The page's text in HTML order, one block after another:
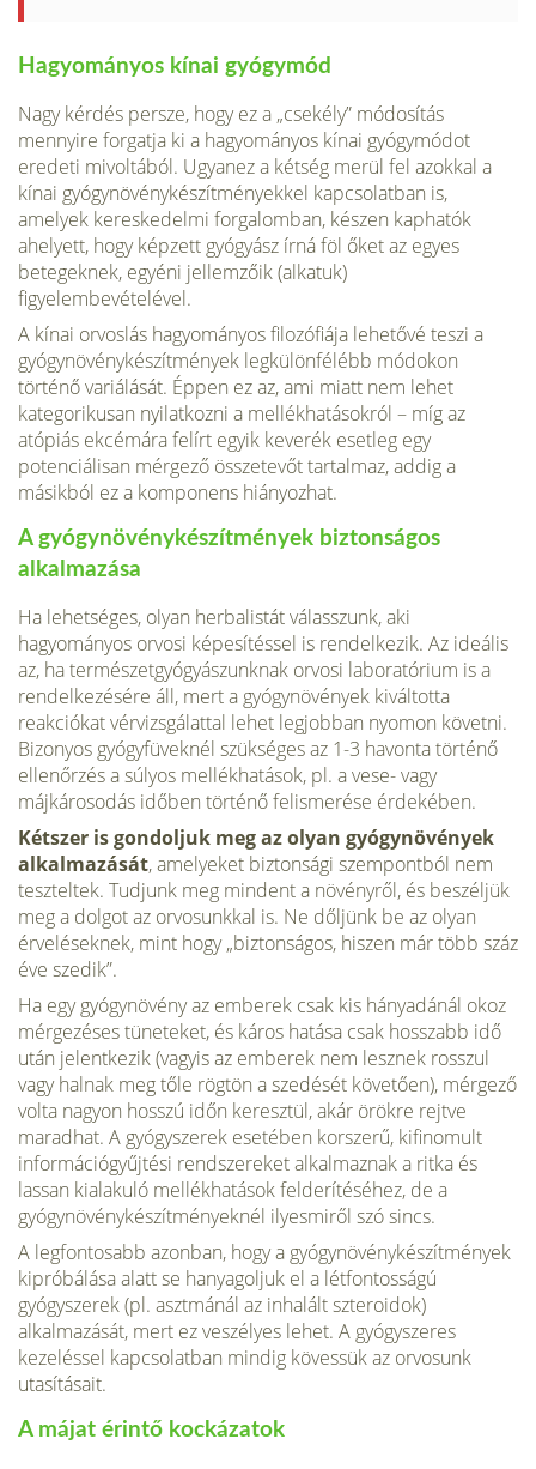
Hagyományos kínai gyógymód
Nagy kérdés persze, hogy ez a „csekély” módosítás
mennyire forgatja ki a hagyományos kínai gyógymódot
eredeti mivoltából. Ugyanez a kétség merül fel azokkal a
kínai gyógynövénykészítményekkel kapcsolatban is,
amelyek kereskedelmi forgalomban, készen kaphatók
ahelyett, hogy képzett gyógyász írná föl őket az egyes
betegeknek, egyéni jellemzőik (alkatuk)
figyelembevételével.
A kínai orvoslás hagyományos filozófiája lehetővé teszi a
gyógynövénykészítmények legkülönfélébb módokon
történő variálását. Éppen ez az, ami miatt nem lehet
kategorikusan nyilatkozni a mellékhatásokról – míg az
atópiás ekcémára felírt egyik keverék esetleg egy
potenciálisan mérgező összetevőt tartalmaz, addig a
másikból ez a komponens hiányozhat.
A gyógynövénykészítmények biztonságos
alkalmazása
Ha lehetséges, olyan herbalistát válasszunk, aki
hagyományos orvosi képesítéssel is rendelkezik. Az ideális
az, ha természet­gyógyászunknak orvosi laboratórium is a
rendelkezésére áll, mert a gyógynövények kiváltotta
reakciókat vérvizsgálattal le­het legjobban nyomon követni.
Bizonyos gyógyfüveknél szük­séges az 1-3 havonta történő
ellenőrzés a súlyos mellékhatá­sok, pl. a vese- vagy
májkárosodás időben történő felismerése érdekében.
Kétszer is gondoljuk meg az olyan gyógynövények
alkalma­zását, amelyeket biztonsági szempontból nem
teszteltek. Tud­junk meg mindent a növényről, és beszéljük
meg a dolgot az orvosunkkal is. Ne dőljünk be az olyan
érveléseknek, mint hogy „biztonságos, hiszen már több száz
éve szedik”.
Ha egy gyógynövény az emberek csak kis hányadánál okoz
mérgezé­ses tüneteket, és káros hatása csak hosszabb idő
után jelentke­zik (vagyis az emberek nem lesznek rosszul
vagy halnak meg tőle rögtön a szedését követően), mérgező
volta nagyon hosszú időn keresztül, akár örökre rejtve
maradhat. A gyógyszerek esetében korszerű, kifinomult
információgyűjtési rendszereket alkalmaznak a ritka és
lassan kialakuló mellékhatások felderí­téséhez, de a
gyógynövénykészítményeknél ilyes­miről szó sincs.
A legfontosabb azonban, hogy a gyógynövénykészítmények
kipróbálása alatt se hanyagoljuk el a létfontosságú
gyógyszerek (pl. asztmánál az inhalált szteroidok)
alkalmazását, mert ez ve­szélyes lehet. A gyógyszeres
kezeléssel kapcsolatban mindig kövessük az orvosunk
utasításait.
A májat érintő kockázatok